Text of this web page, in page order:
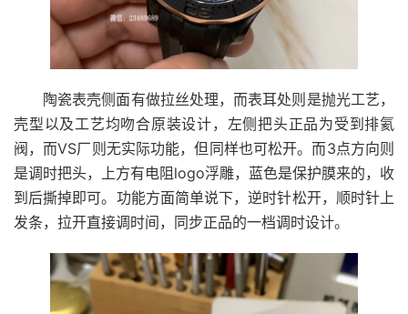
陶瓷表壳侧面有做拉丝处理，而表耳处则是抛光工艺，
壳型以及工艺均吻合原装设计，左侧把头正品为受到排氦
阀，而VS厂则无实际功能，但同样也可松开。而3点方向则
是调时把头，上方有电阻logo浮雕，蓝色是保护膜来的，收
到后撕掉即可。功能方面简单说下，逆时针松开，顺时针上
发条，拉开直接调时间，同步正品的一档调时设计。